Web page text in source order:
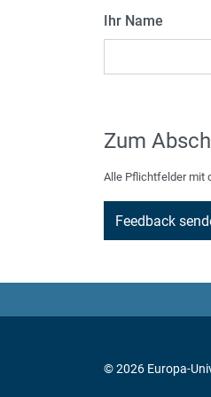
Ihr Name
Zum
Alle Pflichtfelder mit
© 2026 Europa-